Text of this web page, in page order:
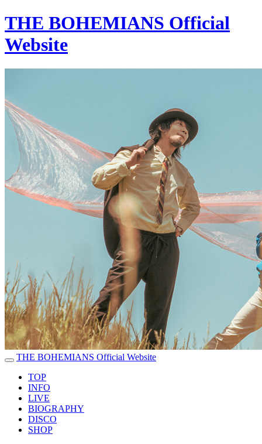
THE BOHEMIANS Official
Website
THE BOHEMIANS Official Website
TOP
INFO
LIVE
BIOGRAPHY
DISCO
SHOP